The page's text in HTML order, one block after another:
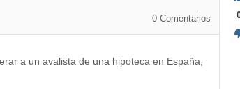
0 Comentarios
a un avalista de una hipoteca en España,